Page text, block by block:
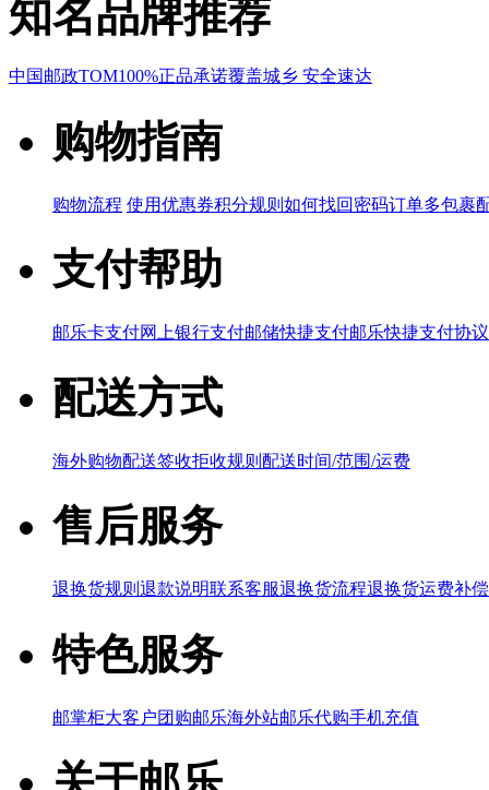
知名品牌推荐
中国邮政TOM100%正品承诺覆盖城乡 安全速达
购物指南
购物流程 使用优惠券积分规则 如何找回密码订单多包裹
支付帮助
邮乐卡支付网上银行支付邮储快捷支付邮乐快捷支付协议
配送方式
海外购物配送签收拒收规则 配送时间/范围/运费
售后服务
退换货规则 退款说明联系客服退换货流程退换货运费补
特色服务
邮掌柜大客户团购邮乐海外站邮乐代购手机充值